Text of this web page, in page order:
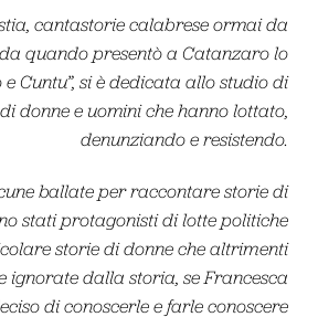
cantastorie calabrese ormai da
quando presentò a Catanzaro lo
e Cuntu”, si è dedicata allo studio di
donne e uomini che hanno lottato,
denunziando e resistendo.
ballate per raccontare storie di
stati protagonisti di lotte politiche
storie di donne che altrimenti
ignorate dalla storia, se Francesca
di conoscerle e farle conoscere